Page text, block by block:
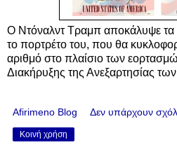
Ο Ντόναλντ Τραμπ αποκάλυψε τα
το πορτρέτο του, που θα
αριθμό στο πλαίσιο των
Διακήρυξης της Ανεξαρτησίας
Afirimeno Blog Δεν υπάρχουν
Κοινή χρήση